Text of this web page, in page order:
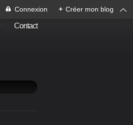
Connexion + Créer mon blog
Contact